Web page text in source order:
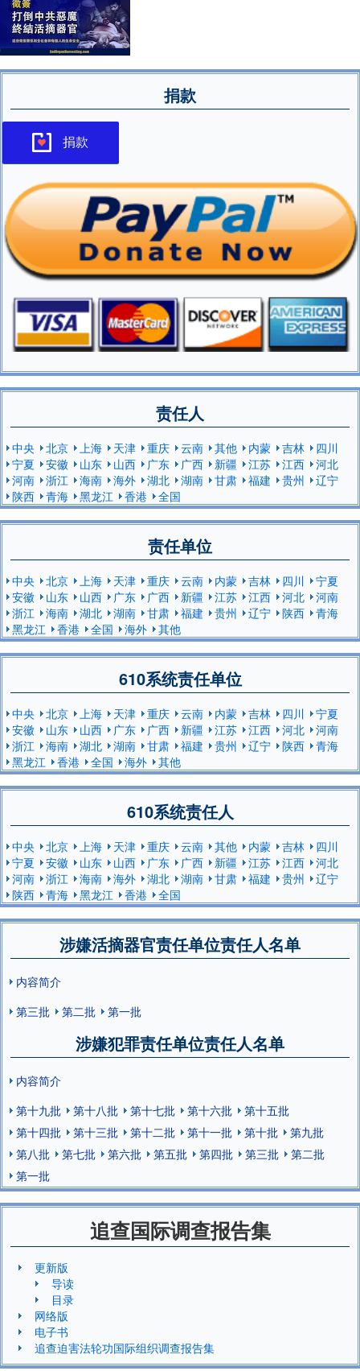
捐款
捐款
责任人
中央 北京 上海 天津 重庆 云南 其他 内蒙 吉林
四川
宁夏
安徽 山东 山西 广东 广西 新疆 江苏 江西
河北
河南
浙江 海南 海外 湖北 湖南 甘肃 福建 贵州
辽宁
陕西
青海 黑龙江 香港 全国
责任单位
中央 北京 上海 天津 重庆 云南 内蒙 吉林 四川
宁夏
安徽
山东 山西 广东 广西 新疆 江苏 江西 河北
河南
浙江
海南 湖北 湖南 甘肃 福建 贵州 辽宁 陕西
青海
黑龙江
香港 全国 海外 其他
610系统责任单位
中央 北京 上海 天津 重庆 云南 内蒙 吉林 四川
宁夏
安徽
山东 山西 广东 广西 新疆 江苏 江西 河北
河南
浙江
海南 湖北 湖南 甘肃 福建 贵州 辽宁 陕西
青海
黑龙江
香港 全国 海外 其他
610系统责任人
中央 北京 上海 天津 重庆 云南 其他 内蒙 吉林
四川
宁夏
安徽 山东 山西 广东 广西 新疆 江苏 江西
河北
河南
浙江 海南 海外 湖北 湖南 甘肃 福建 贵州
辽宁
陕西
青海 黑龙江 香港 全国
涉嫌活摘器官责任单位责任人名单
内容简介
第三批
第二批 第一批
涉嫌犯罪责任单位责任人名单
内容简介
第十九批
第十八批 第十七批 第十六批
第十五批
第十四批
第十三批 第十二批 第十一批 第十批
第九批
第八批
第七批 第六批 第五批 第四批 第三批
第二批
第一批
追查国际调查报告集
更新版
导读
目录
网络版
电子书
追查迫害法轮功国际组织调查报告集